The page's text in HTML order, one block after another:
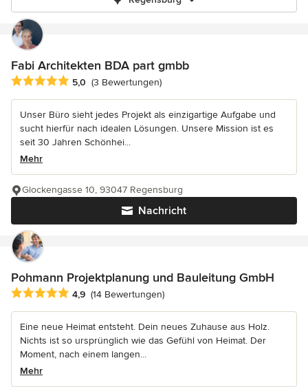
Fabi Architekten BDA part gmbb
Durchschnittliche Bewertung: 5 von 5 Sternen
5,0 (3 Bewertungen)
Unser Büro sieht jedes Projekt als einzigartige Aufgabe und
sucht hierfür nach idealen Lösungen. Unsere Mission ist es
seit 30 Jahren Schönhei...
Mehr
Nachricht
Glockengasse 10, 93047 Regensburg
Pohmann Projektplanung und Bauleitung GmbH
Durchschnittliche Bewertung: 4.9 von 5 Sternen
4,9 (14 Bewertungen)
Eine neue Heimat entsteht. Dein neues Zuhause aus Holz.
Nichts ist so ursprünglich wie das Gefühl von Heimat. Der
Moment, nach einem langen...
Mehr